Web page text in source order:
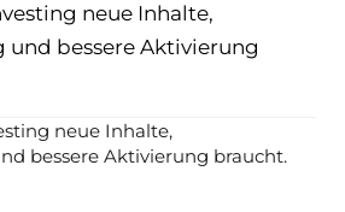
neue Inhalte,
und bessere Aktivierung
neue Inhalte,
bessere Aktivierung braucht.